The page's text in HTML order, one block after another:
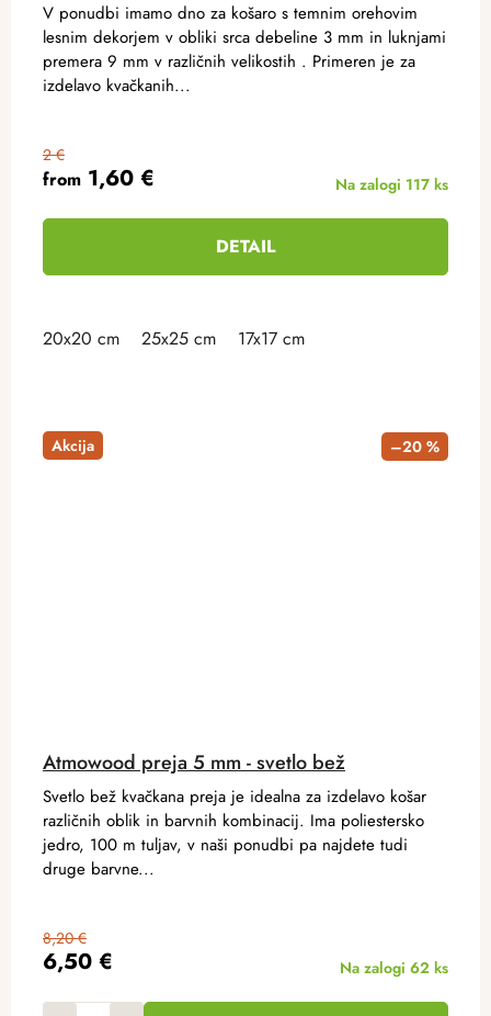
from 1,60 €
2 €
Na zalogi 117 ks
DETAIL
V ponudbi imamo dno za košaro s temnim orehovim
lesnim dekorjem v obliki srca debeline 3 mm in luknjami
premera 9 mm v različnih velikostih . Primeren je za
izdelavo kvačkanih...
20x20 cm 25x25 cm 17x17 cm
Akcija –20 %
Atmowood preja 5 mm - svetlo bež
6,50 €
8,20 €
Na zalogi 62 ks
Svetlo bež kvačkana preja je idealna za izdelavo košar
različnih oblik in barvnih kombinacij. Ima poliestersko
jedro, 100 m tuljav, v naši ponudbi pa najdete tudi
druge barvne...